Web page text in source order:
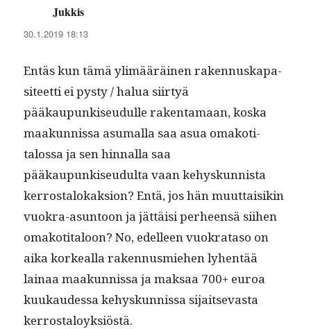
Jukkis
30.1.2019 18:13
Entäs kun tämä ylimääräi­nen raken­nuska­p­a­
siteet­ti ei pysty / halua siir­tyä
pääkaupunkiseudulle rak­en­ta­maan, kos­ka
maakun­nis­sa asumal­la saa asua omakoti­
talos­sa ja sen hin­nal­la saa
pääkaupunkiseudul­ta vaan kehyskun­nista
ker­rostalokak­sion? Entä, jos hän muut­taisikin
vuokra-asun­toon ja jät­täisi per­heen­sä siihen
omakoti­taloon? No, edelleen vuokrata­so on
aika korkeal­la raken­nus­miehen lyhen­tää
lainaa maakun­nis­sa ja mak­saa 700+ euroa
kuukaudessa kehyskun­nis­sa sijait­sev­as­ta
kerrostaloyksiöstä.